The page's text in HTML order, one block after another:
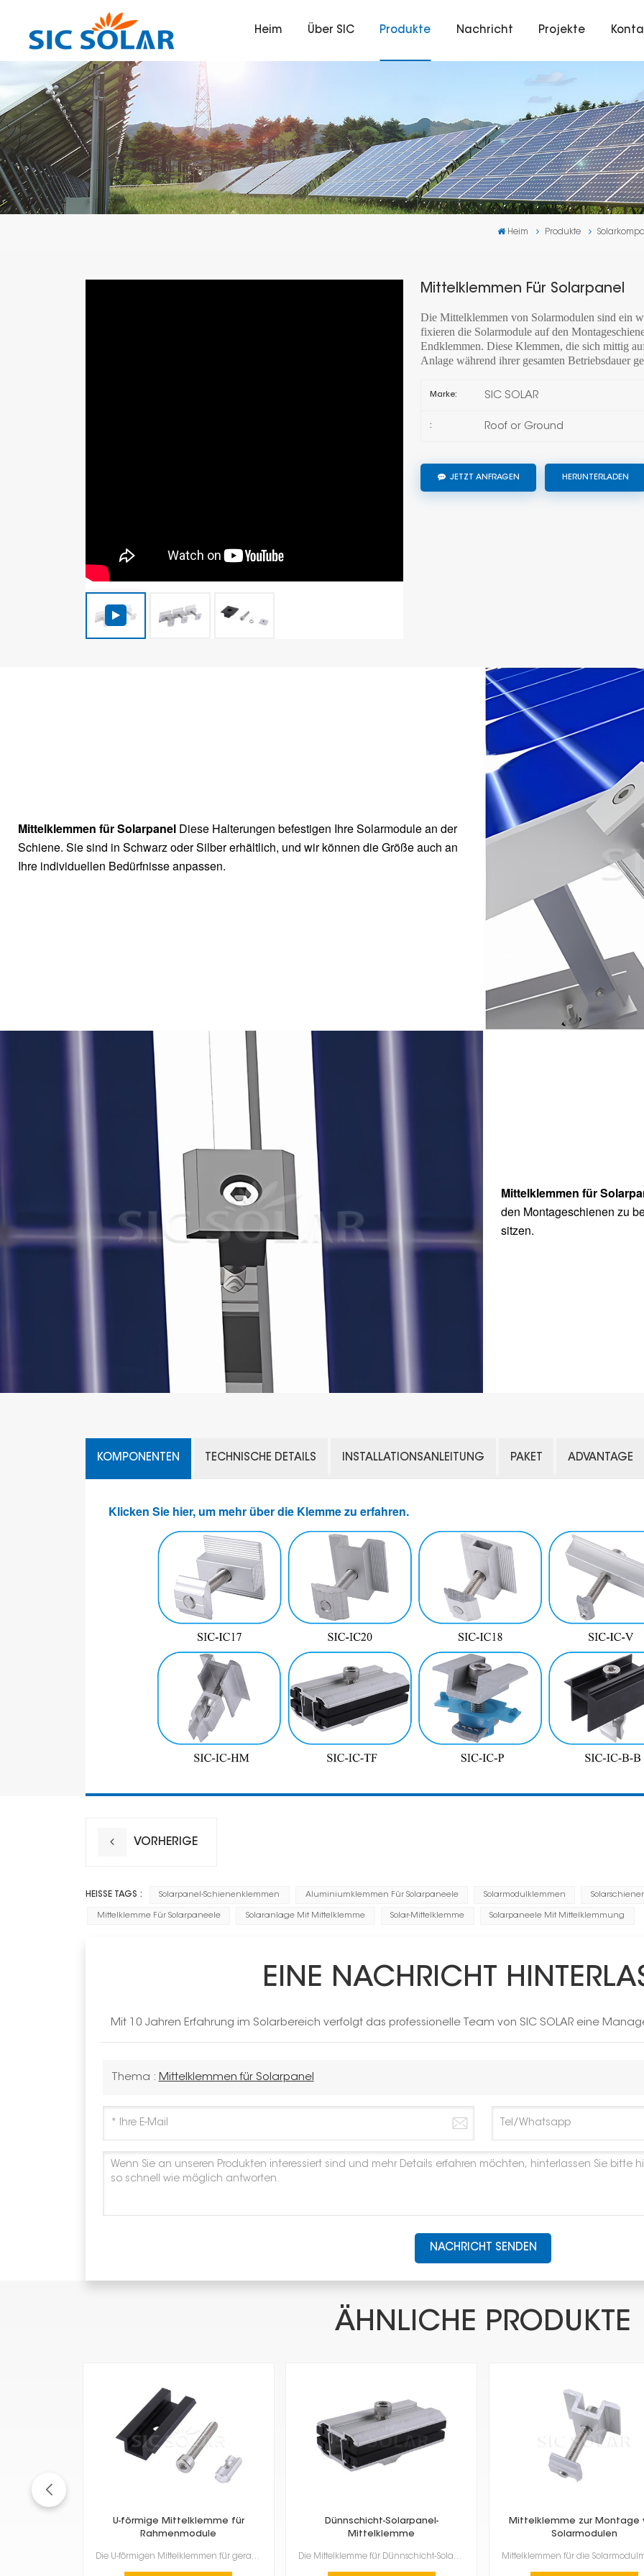
Heim Über SIC Produkte Nachricht Projekte
Heim Produkte
Mittelklemmen Für Solarpanel
Die Mittelklemmen von Solarmodulen sind ein
fixieren die Solarmodule auf den
Endklemmen. Diese Klemmen, die sich mittig
Anlage während ihrer gesamten Betriebsdauer
Marke: SIC SOLAR
: Roof or Ground
JETZT ANFRAGEN HERUNTERLADEN
Mittelklemmen für Solarpanel Diese Halterungen befestigen Ihre Solarmodule an der
Schiene. Sie sind in Schwarz oder Silber erhältlich, und wir können die Größe auch an
Ihre individuellen Bedürfnisse anpassen.
Mittelklemmen für
den Montageschienen zu
sitzen.
KOMPONENTEN TECHNISCHE DETAILS INSTALLATIONSANLEITUNG PAKET ADVANTAGE
Klicken Sie hier, um mehr über die Klemme zu erfahren.
VORHERIGE
HEISSE TAGS : Solarpanel-Schienenklemmen Aluminiumklemmen Für Solarpaneele Solarmodulklemmen
Mittelklemme Für Solarpaneele Solaranlage Mit Mittelklemme Solar-Mittelklemme Solarpaneele Mit Mittelklemmung
EINE NACHRICHT
Mit 10 Jahren Erfahrung im Solarbereich verfolgt das professionelle Team von SIC SOLAR eine
Thema : Mittelklemmen für Solarpanel
NACHRICHT SENDEN
ÄHNLICHE PRODUKTE
U-förmige Mittelklemme für
Rahmenmodule
Die U-förmigen Mittelklemmen für gerahmte Module sind für gerahmte Solarmodule, insbesondere solche ...
Dünnschicht-Solarpanel-
Mittelklemme
Die Mittelklemme für Dünnschicht-Solarmodule ist ein spezielles Zubehörteil zur Befestigung von Dünn...
Mittelklemme zur Montage
Solarmodulen